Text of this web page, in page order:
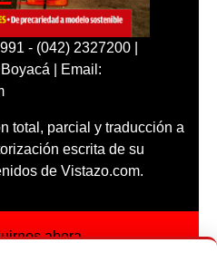
- (042) 2327200 |
| Email:
total, parcial y traducción a
escrita de su
de Vistazo.com.
ahora